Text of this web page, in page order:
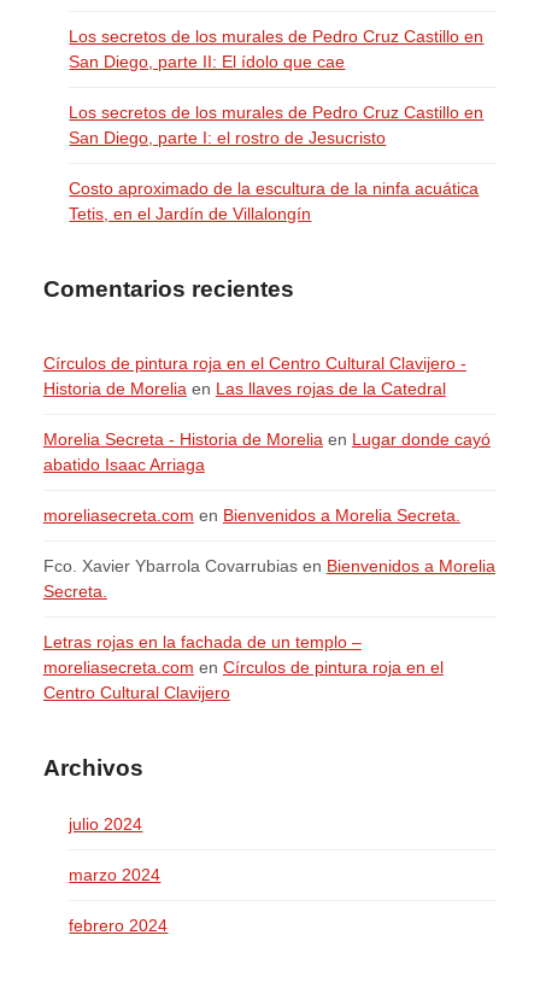
Los secretos de los murales de Pedro Cruz Castillo en
San Diego, parte II: El ídolo que cae
Los secretos de los murales de Pedro Cruz Castillo en
San Diego, parte I: el rostro de Jesucristo
Costo aproximado de la escultura de la ninfa acuática
Tetis, en el Jardín de Villalongín
Comentarios recientes
Círculos de pintura roja en el Centro Cultural Clavijero -
Historia de Moreliaen Las llaves rojas de la Catedral
Morelia Secreta - Historia de Moreliaen Lugar donde cayó
abatido Isaac Arriaga
moreliasecreta.com en Bienvenidos a Morelia Secreta.
Fco. Xavier Ybarrola Covarrubiasen Bienvenidos a Morelia
Secreta.
Letras rojas en la fachada de un templo –
moreliasecreta.com en Círculos de pintura roja en el
Centro Cultural Clavijero
Archivos
julio 2024
marzo 2024
febrero 2024